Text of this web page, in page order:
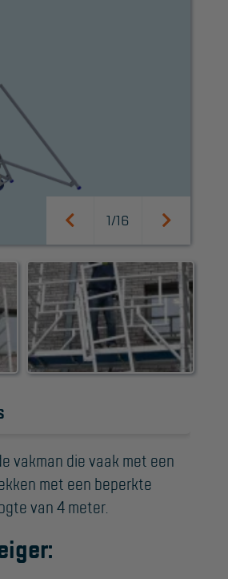
SUPPORT
Handleidingen
Veelgestelde vragen
Wet- en regelgeving
Garantie
Algemene
1/16
vakman die vaak met een
met een beperkte
van 4 meter.